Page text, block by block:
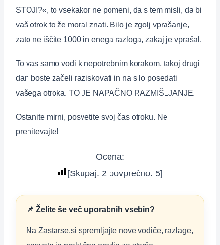
STOJI?«, to vsekakor ne pomeni, da s tem misli, da bi
vaš otrok to že moral znati. Bilo je zgolj vprašanje,
zato ne iščite 1000 in enega razloga, zakaj je vprašal.
To vas samo vodi k nepotrebnim korakom, takoj drugi
dan boste začeli raziskovati in na silo posedati
vašega otroka. TO JE NAPAČNO RAZMIŠLJANJE.
Ostanite mirni, posvetite svoj čas otroku. Ne
prehitevajte!
Ocena:
[Skupaj: 2 povprečno: 5]
📌 Želite še več uporabnih vsebin?
Na Zastarse.si spremljajte nove vodiče, razlage,